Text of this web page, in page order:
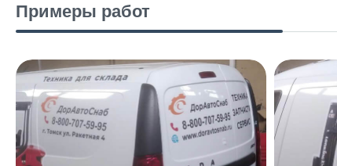
Примеры работ